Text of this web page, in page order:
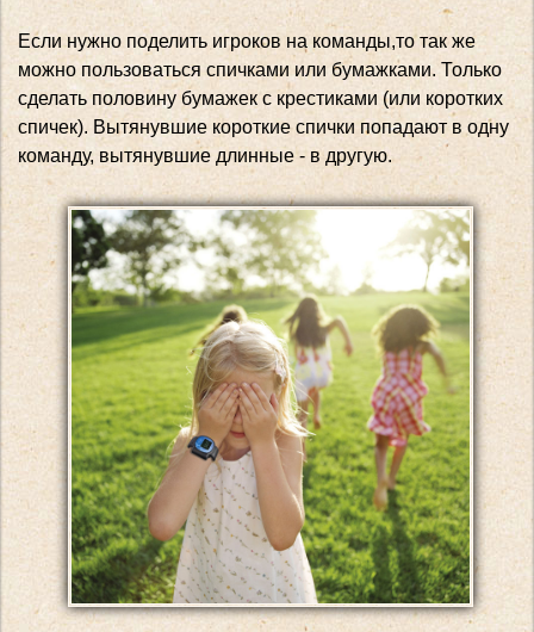
Если нужно поделить игроков на команды,то так же
можно пользоваться спичками или бумажками. Только
сделать половину бумажек с крестиками (или коротких
спичек). Вытянувшие короткие спички попадают в одну
команду, вытянувшие длинные - в другую.